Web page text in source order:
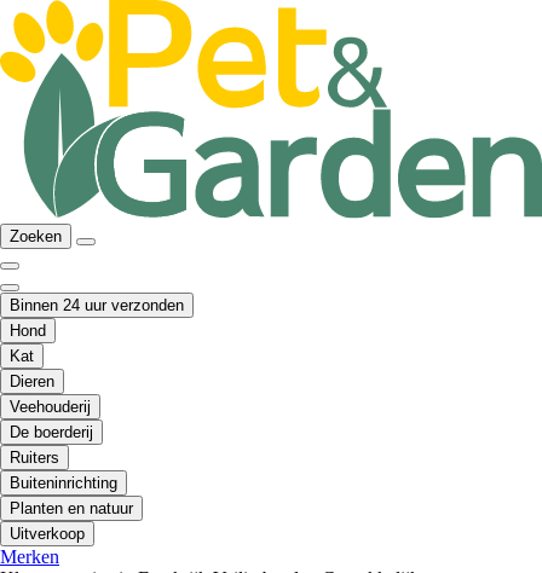
Zoeken
Binnen 24 uur verzonden
Hond
Kat
Dieren
Veehouderij
De boerderij
Ruiters
Buiteninrichting
Planten en natuur
Uitverkoop
Merken